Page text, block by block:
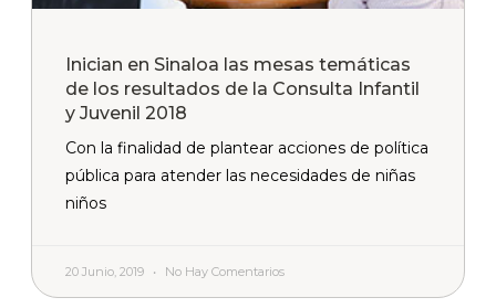
Inician en Sinaloa las mesas temáticas
de los resultados de la Consulta Infantil
y Juvenil 2018
Con la finalidad de plantear acciones de política
pública para atender las necesidades de niñas
niños
20 Junio, 2019 No Hay Comentarios